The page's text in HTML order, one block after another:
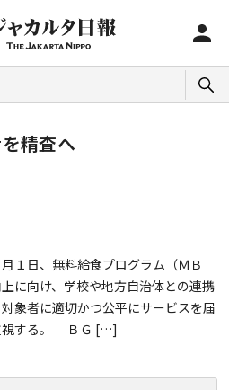
精査へ
１日、無料給食プログラム（ＭＢ
に向け、学校や地方自治体との連携
象者に適切かつ公平にサービスを届
視する。 ＢＧ […]